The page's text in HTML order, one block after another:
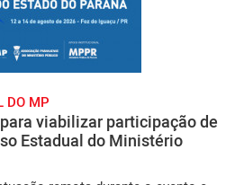
DO MP
viabilizar participação de
Estadual do Ministério